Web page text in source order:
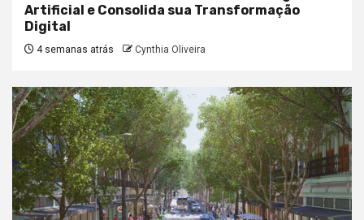
Artificial e Consolida sua Transformação
Digital
4 semanas atrás Cynthia Oliveira